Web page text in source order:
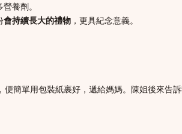
養劑。
會持續長大的禮物 ，更具紀念意義。
簡單用包裝紙裹好，遞給媽媽。陳姐後來告訴